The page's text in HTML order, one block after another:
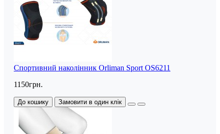
Спортивний наколінник Orliman Sport OS6211
1150грн.
До кошику Замовити в один клік